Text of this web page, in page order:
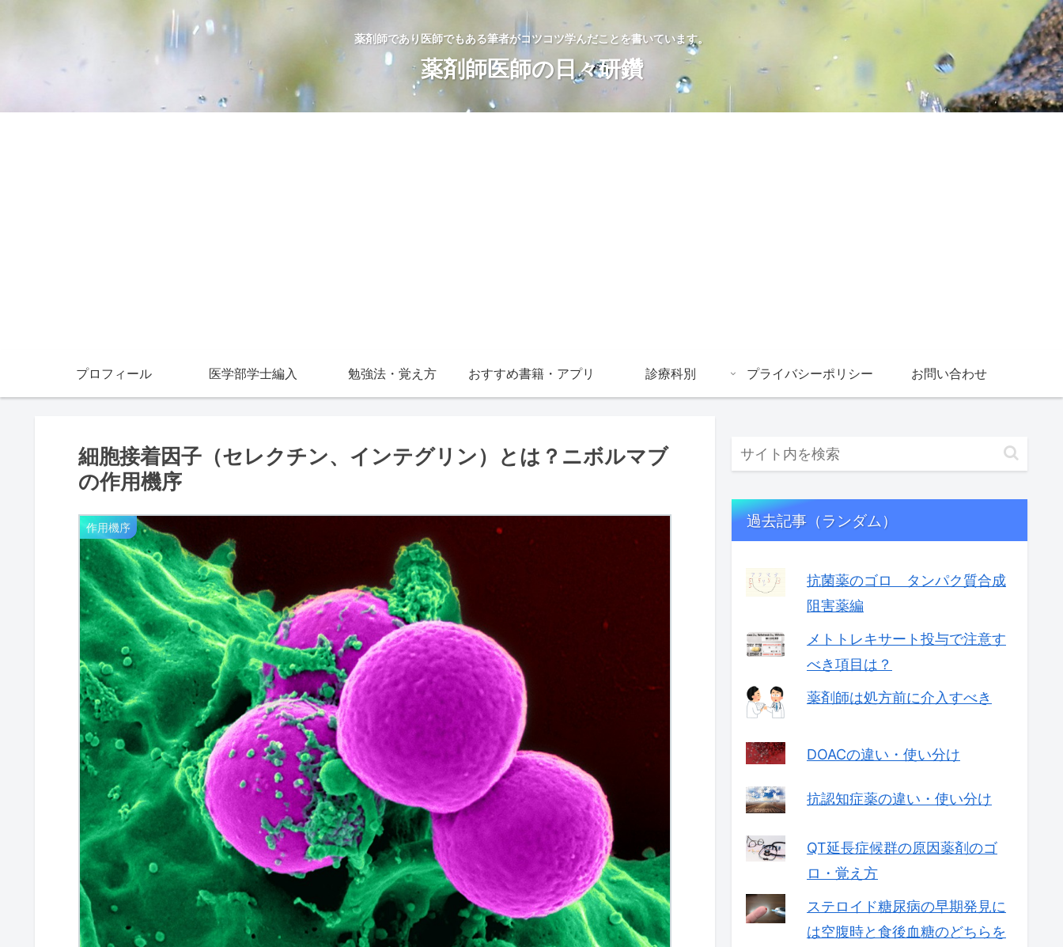
薬剤師であり医師でもある筆者がコツコツ学んだことを書いています。
薬剤師医師の日々研鑽
プロフィール 医学部学士編入 勉強法・覚え方 おすすめ書籍・アプリ 診療科別 プライバシーポリシー お問い合わせ
細胞接着因子（セレクチン、インテグリン）とは？ニボルマブ
の作用機序
作用機序 過去記事（ランダム）
抗菌薬のゴロ タンパク質合成
阻害薬編
メトトレキサート投与で注意す
べき項目は？
薬剤師は処方前に介入すべき
DOACの違い・使い分け
抗認知症薬の違い・使い分け
QT延長症候群の原因薬剤のゴ
ロ・覚え方
ステロイド糖尿病の早期発見に
は空腹時と食後血糖のどちらを